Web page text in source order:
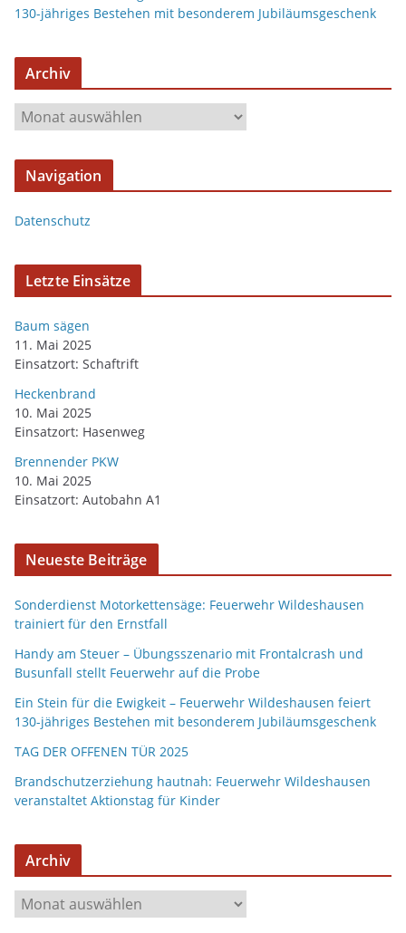
130-jähriges Bestehen mit besonderem Jubiläumsgeschenk
Archiv
r
c
v
Navigation
Datenschutz
Letzte Einsätze
Baum sägen
11. Mai 2025
Einsatzort: Schaftrift
Heckenbrand
10. Mai 2025
Einsatzort: Hasenweg
Brennender PKW
10. Mai 2025
Einsatzort: Autobahn A1
Neueste Beiträge
Sonderdienst Motorkettensäge: Feuerwehr Wildeshausen
trainiert für den Ernstfall
Handy am Steuer – Übungsszenario mit Frontalcrash und
Busunfall stellt Feuerwehr auf die Probe
Ein Stein für die Ewigkeit – Feuerwehr Wildeshausen feiert
130-jähriges Bestehen mit besonderem Jubiläumsgeschenk
TAG DER OFFENEN TÜR 2025
Brandschutzerziehung hautnah: Feuerwehr Wildeshausen
veranstaltet Aktionstag für Kinder
Archiv
r